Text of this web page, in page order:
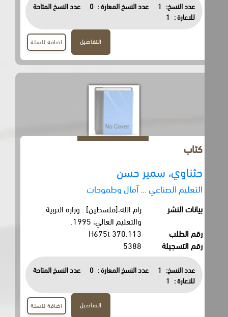
عدد النسخ: 1 عدد النسخ المعارة : 0
عدد النسخ المتاحة
للاعارة :
1
اضافة للسلة
حثناوي، سمير حسن
التعليم الصناعي ... آمال وطموحات
بيانات النشر
رام الله،[فلسطين] : وزارة التربية
والتعليم العالي، 1995.
رقم الطلب
370.113 H675t
رقم التسجيلة
5388
عدد النسخ: 1 عدد النسخ المعارة : 0
عدد النسخ المتاحة
للاعارة :
1
اضافة للسلة